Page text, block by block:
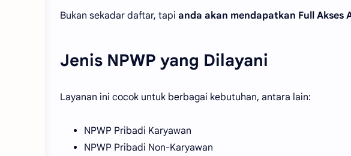
Bukan sekadar daftar, tapi anda akan mendapatkan Full Akses
Jenis NPWP yang Dilayani
Layanan ini cocok untuk berbagai kebutuhan, antara lain:
NPWP Pribadi Karyawan
NPWP Pribadi Non-Karyawan